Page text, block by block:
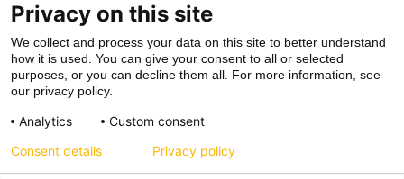
Privacy on this site
We collect and process your data on this site to better understand
how it is used. You can give your consent to all or selected
purposes, or you can decline them all. For more information, see
our privacy policy.
Analytics Custom consent
Consent details Privacy policy